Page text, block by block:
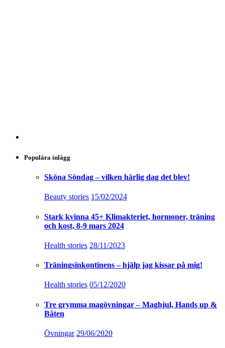
Populära inlägg
Sköna Söndag – vilken härlig dag det blev!
Beauty stories 15/02/2024
Stark kvinna 45+ Klimakteriet, hormoner, träning
och kost, 8-9 mars 2024
Health stories 28/11/2023
Träningsinkontinens – hjälp jag kissar på mig!
Health stories 05/12/2020
Tre grymma magövningar – Maghjul, Hands up &
Båten
Övningar 29/06/2020